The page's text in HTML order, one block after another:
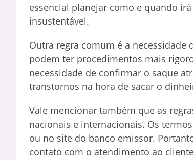
essencial planejar como e quando
insustentável.
Outra regra comum é a necessidade
podem ter procedimentos mais
necessidade de confirmar o saque
transtornos na hora de sacar o
Vale mencionar também que as
nacionais e internacionais. Os
ou no site do banco emissor.
contato com o atendimento ao